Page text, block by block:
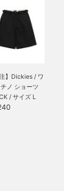
注】Dickies / ワ
ノ ショーツ
/ サイズ L